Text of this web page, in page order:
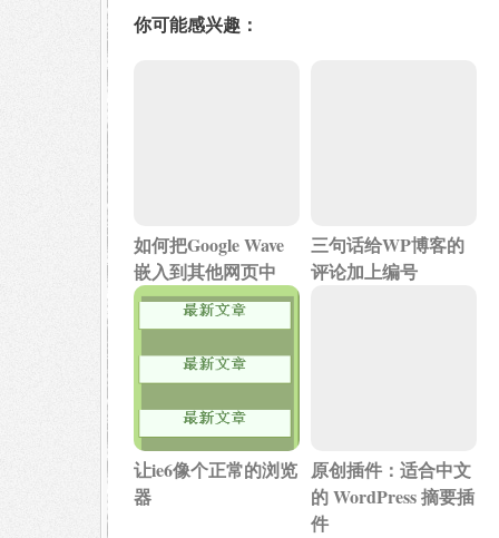
你可能感兴趣：
如何把Google Wave
嵌入到其他网页中
三句话给WP博客的
评论加上编号
让ie6像个正常的浏览
器
原创插件：适合中文
的 WordPress 摘要插
件